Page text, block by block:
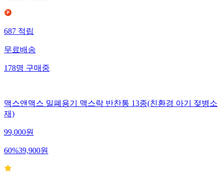
687 적립
무료배송
178명 구매중
맥스앤맥스 밀폐용기 맥스락 반찬통 13종(친환경 아기 젖병소
재)
99,000원
60%39,900원